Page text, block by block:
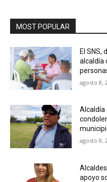
MOST POPULAR
El SNS,
alcaldía
agosto 8,
Alcaldía
agosto 8,
apoyo